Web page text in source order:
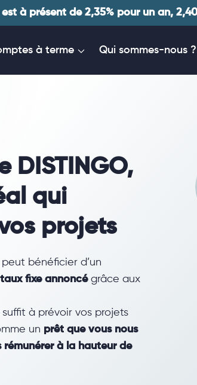
à présent de 2,35% pour un an,
à terme Qui sommes-nous ?
DISTINGO,
qui
projets
peut bénéficier d’un
taux fixe annoncégrâce aux
suffit à prévoir vos projets
un prêt que vous nous
rémunérer à la hauteur de